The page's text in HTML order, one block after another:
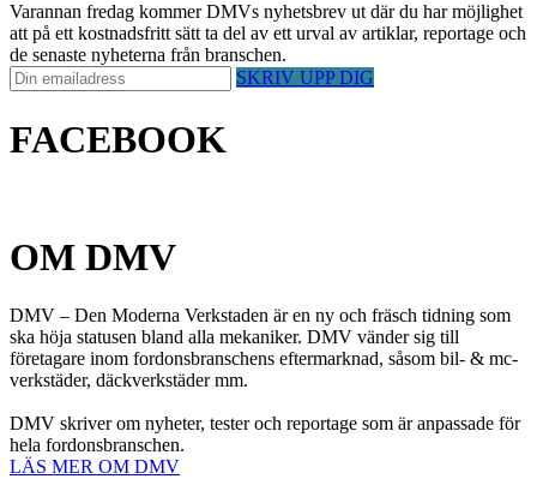
Varannan fredag kommer DMVs nyhetsbrev ut där du har möjlighet
att på ett kostnadsfritt sätt ta del av ett urval av artiklar, reportage och
de senaste nyheterna från branschen.
SKRIV UPP DIG
FACEBOOK
OM DMV
DMV – Den Moderna Verkstaden är en ny och fräsch tidning som
ska höja statusen bland alla mekaniker. DMV vänder sig till
företagare inom fordonsbranschens eftermarknad, såsom bil- & mc-
verkstäder, däckverkstäder mm.
DMV skriver om nyheter, tester och reportage som är anpassade för
hela fordonsbranschen.
LÄS MER OM DMV